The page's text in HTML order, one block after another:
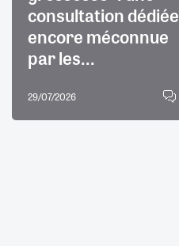
consultation dédiée
encore méconnue
par les...
29/07/2026